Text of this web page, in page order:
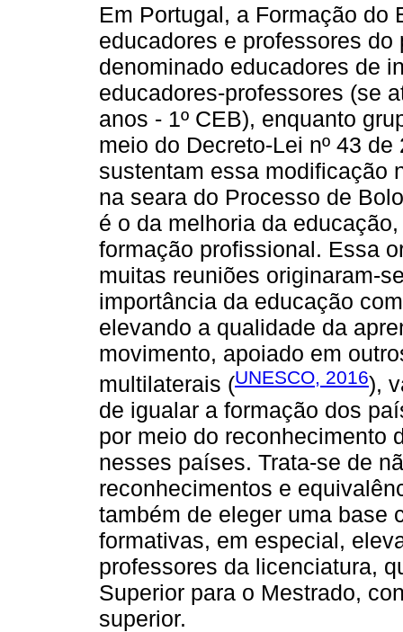
Em Portugal, a Formação do
educadores e professores
denominado educadores de
educadores-professores (se
anos - 1º CEB), enquanto
meio do Decreto-Lei nº 43
sustentam essa modificação
na seara do Processo de
é o da melhoria da
formação profissional. Essa
muitas reuniões originaram-
importância da educação
elevando a qualidade da
movimento, apoiado em
multilaterais (UNESCO, 2016),
de igualar a formação dos
por meio do reconhecimento
nesses países. Trata-se de
reconhecimentos e
também de eleger uma base
formativas, em especial,
professores da licenciatura,
Superior para o Mestrado,
superior.